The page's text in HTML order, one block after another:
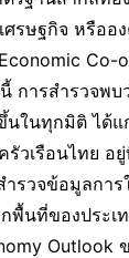
รษฐกิจ หรืออ
Co-
การสำรวจพ
ในทุกมิติ ได้แ
รัวเรือนไทย อ
รวจข้อมูลการ
พื้นที่ของประ
Outlook